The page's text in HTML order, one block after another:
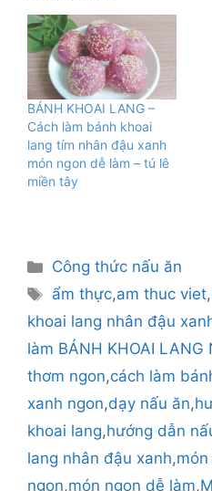
BÁNH KHOAI LANG –
Cách làm bánh khoai
lang tím nhân đậu xanh
món ngon dễ làm – tú lê
miền tây
Danh
mục
Công thức nấu ăn
Thẻ
ẩm thực,am thuc viet,
khoai lang nhân đậu
làm BÁNH KHOAI LANG
thơm ngon,cách làm
xanh ngon,dạy nấu ăn,
khoai lang,hướng dẫn
lang nhân đậu xanh,
ngon,món ngon dễ làm,